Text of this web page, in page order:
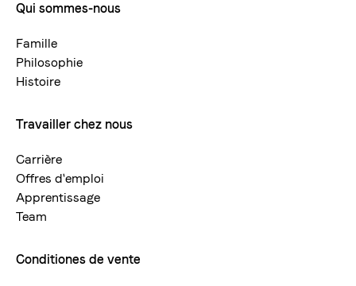
Footermenue-
neu
Qui sommes-nous
Famille
Philosophie
Histoire
Travailler chez nous
Carrière
Offres d'emploi
Apprentissage
Team
Conditiones de vente